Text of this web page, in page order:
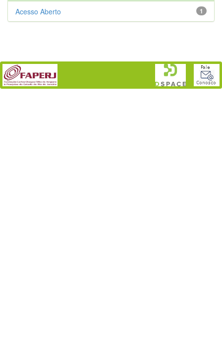
1
Acesso Aberto